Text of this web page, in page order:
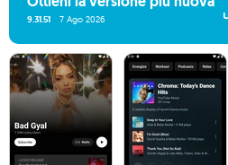
9.31.51 7 Ago 2026